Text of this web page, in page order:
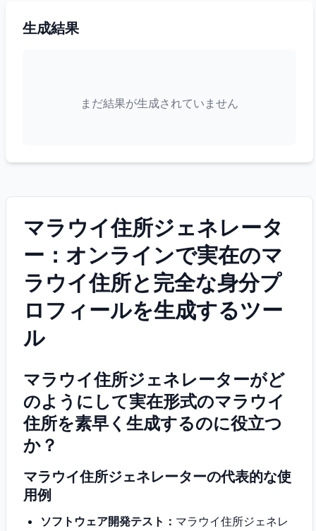
生成結果
まだ結果が生成されていません
マラウイ住所ジェネレータ
ー：オンラインで実在のマ
ラウイ住所と完全な身分プ
ロフィールを生成するツー
ル
マラウイ住所ジェネレーターがど
のようにして実在形式のマラウイ
住所を素早く生成するのに役立つ
か？
マラウイ住所ジェネレーターの代表的な使
用例
ソフトウェア開発テスト： マラウイ住所ジェネレ